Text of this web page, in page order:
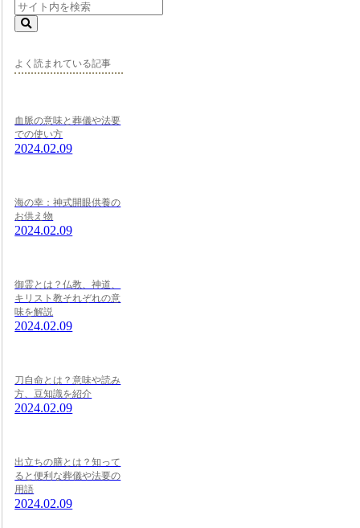
よく読まれている記事
血脈の意味と葬儀や法要
での使い方
2024.02.09
海の幸：神式開眼供養の
お供え物
2024.02.09
御霊とは？仏教、神道、
キリスト教それぞれの意
味を解説
2024.02.09
刀自命とは？意味や読み
方、豆知識を紹介
2024.02.09
出立ちの膳とは？知って
ると便利な葬儀や法要の
用語
2024.02.09